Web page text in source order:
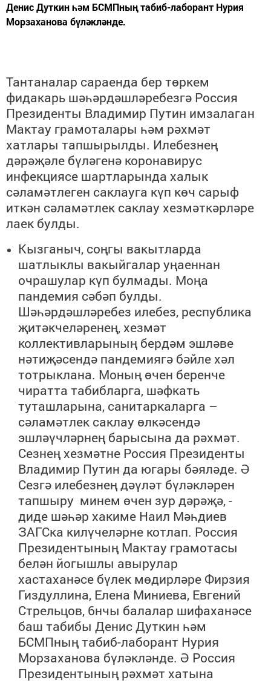
Денис Дуткин һәм БСМПның табиб-лаборант Нурия
Морзаханова бүләкләнде.
Тантаналар сараенда бер төркем
фидакарь шәһәрдәшләребезгә Россия
Президенты Владимир Путин имзалаган
Мактау грамоталары һәм рәхмәт
хатлары тапшырылды. Илебезнең
дәрәҗәле бүләгенә коронавирус
инфекциясе шартларында халык
сәламәтлеген саклауга күп көч сарыф
иткән сәламәтлек саклау хезмәткәрләре
лаек булды.
Кызганыч, соңгы вакытларда
шатлыклы вакыйгалар уңаеннан
очрашулар күп булмады. Моңа
пандемия сәбәп булды.
Шәһәрдәшләребез илебез, республика
җитәкчеләренең, хезмәт
коллективларының бердәм эшләве
нәтиҗәсендә пандемиягә бәйле хәл
тотрыклана. Моның өчен беренче
чиратта табибларга, шәфкать
туташларына, санитаркаларга –
сәламәтлек саклау өлкәсендә
эшләүчләрнең барысына да рәхмәт.
Сезнең хезмәтне Россия Президенты
Владимир Путин да югары бәяләде. Ә
Сезгә илебезнең дәүләт бүләкләрен
тапшыру минем өчен зур дәрәҗә, -
диде шәһәр хакиме Наил Мәһдиев
ЗАГСка килүчеләрне котлап. Россия
Президентының Мактау грамотасы
белән йогышлы авырулар
хастаханәсе бүлек мөдирләре Фирзия
Гиздуллина, Елена Миниева, Евгений
Стрельцов, 6нчы балалар шифаханәсе
баш табибы Денис Дуткин һәм
БСМПның табиб-лаборант Нурия
Морзаханова бүләкләнде. Ә Россия
Президентының рәхмәт хатына